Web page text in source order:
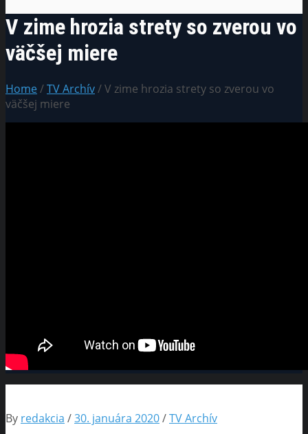
V zime hrozia strety so zverou vo
väčšej miere
Home/TV Archív/ V zime hrozia strety so zverou vo
väčšej miere
By redakcia /30. januára 2020/TV Archív